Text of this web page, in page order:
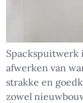
Spackspuitwerk
afwerken van
strakke en
zowel